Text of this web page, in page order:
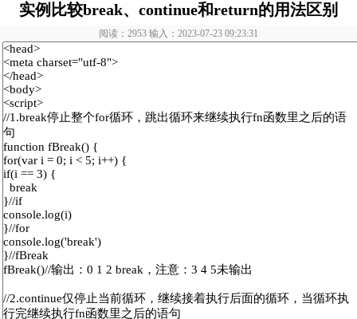
实例比较break、continue和return的用法区别
阅读：2953 输入：2023-07-23 09:23:31